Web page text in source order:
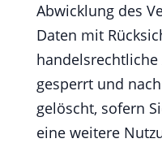
Abwicklung des
Daten mit
gesperrt und
gelöscht, sofern
eine weitere